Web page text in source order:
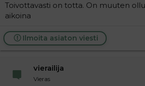
.
En tiedä pitääkö
.
Alentunut
syyntakeellisuus
ilmiselvästi
havaittavissa. ×
Toivottavasti on totta. On muuten
aikoina
Ilmoita asiaton viesti
vierailija
Vieras